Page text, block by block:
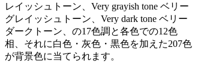
レイッシュトーン、Very grayish tone ベリー
グレイッシュトーン、Very dark tone ベリー
ダークトーン、の17色調と各色での12色
相、それに白色・灰色・黒色を加えた207色
が背景色に当てられます。